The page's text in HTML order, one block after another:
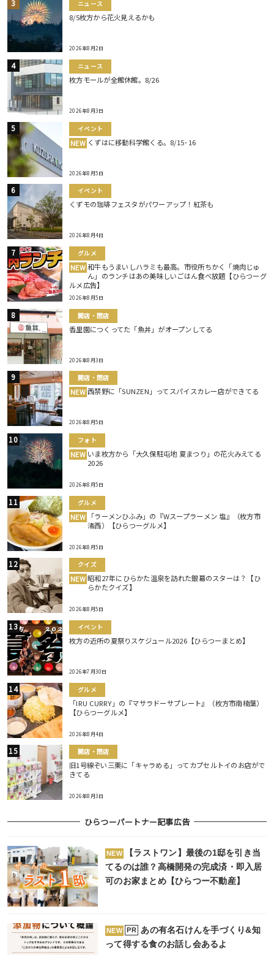
ニュース
8/5枚方から花火見えるかも
2026年8月2日
ニュース
枚方モールが全館休館。8/26
2026年8月3日
イベント
NEW くずはに移動科学館くる。8/15･16
2026年8月5日
イベント
くずモの珈琲フェスタがパワーアップ！紅茶も
2026年8月4日
グルメ
NEW 和牛もうまいしハラミも最高。市役所ちかく「焼肉じゅ
ん」のランチはあの美味しいごはん食べ放題【ひらつーグ
ルメ広告】
2026年8月5日
開店・閉店
香里園につくってた「魚丼」がオープンしてる
2026年8月3日
開店・閉店
NEW 西禁野に「SUNZEN」ってスパイスカレー店ができてる
2026年8月5日
フォト
NEW いま枚方から「大久保駐屯地 夏まつり」の花火みえてる
2026
2026年8月5日
グルメ
NEW
「ラーメンひふみ」の『Wスープラーメン 塩』（枚方市
渚西）【ひらつーグルメ】
2026年8月5日
クイズ
NEW 昭和27年にひらかた温泉を訪れた銀幕のスターは？【ひ
らかたクイズ】
2026年8月5日
イベント
枚方の近所の夏祭りスケジュール2026【ひらつーまとめ】
2026年7月30日
グルメ
「IRU CURRY」の『マサラドーサプレート』（枚方市南楠葉）
【ひらつーグルメ】
2026年8月4日
開店・閉店
旧1号線ぞい三栗に「キャラめる」ってカプセルトイのお店がで
きてる
2026年8月3日
ひらつーパートナー記事広告
NEW
【ラストワン】最後の1邸を引き当
てるのは誰？高橋開発の完成済・即入居
可のお家まとめ【ひらつー不動産】
NEW PR
あの有名石けんを手づくり&知
って得する食のお話し会あるよ